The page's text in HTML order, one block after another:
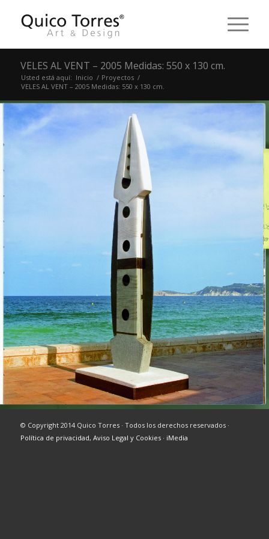
VELES AL VENT – 2005 Medidas: 550 x 130 cm.
Usted está aquí: Inicio / Proyectos /
VELES AL VENT – 2005 Medidas: 550 x 130 cm.
© Copyright 2014 Quico Torres · Todos los derechos reservados ·
Política de privacidad, Aviso Legal y Cookies· iMedia